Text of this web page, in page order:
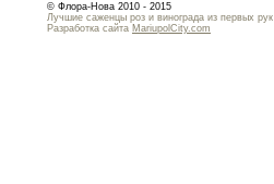
© Флора-Нова 2010 - 2015
Лучшие саженцы роз и винограда из первых рук
Разработка сайта MariupolCity.com